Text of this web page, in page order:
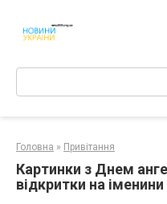
контенту
Поиск:
Головна » Привітання
Картинки з Днем
відкритки на іменини